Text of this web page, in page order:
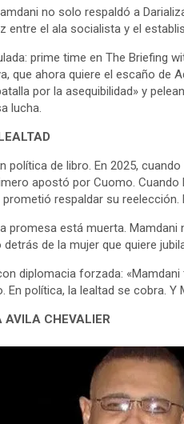
no solo respaldó a
entre el ala socialista y el
prime time en The Briefing
que ahora quiere el escaño de
por la asequibilidad» y
lucha.
política de libro. En 2025,
apostó por Cuomo.
prometió respaldar su
promesa está muerta.
de la mujer que quiere
diplomacia forzada:
En política, la lealtad se cobra. Y
AVILA CHEVALIER